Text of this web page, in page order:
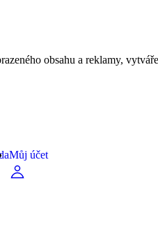
obsahu a reklamy,
Můj účet